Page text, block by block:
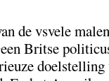
de vsvele
Britse